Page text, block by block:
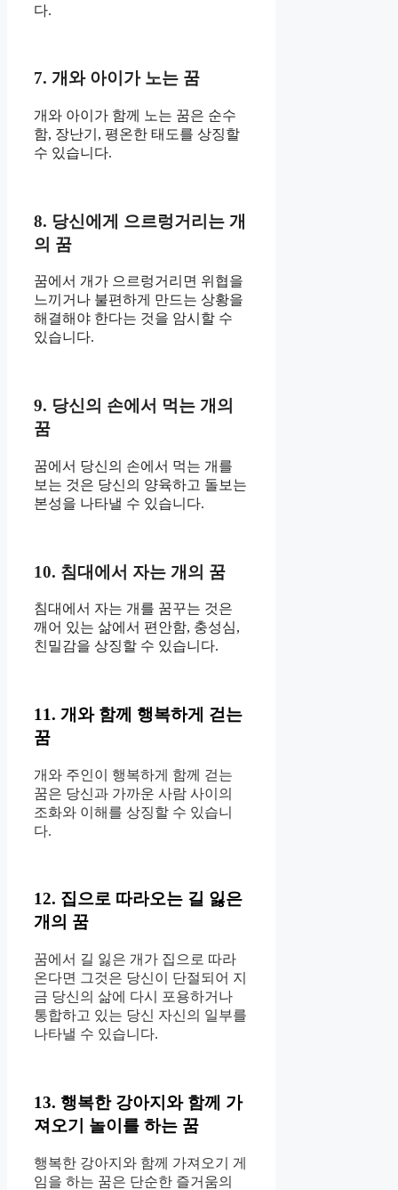
다.
7. 개와 아이가 노는 꿈
개와 아이가 함께 노는 꿈은 순수
함, 장난기, 평온한 태도를 상징할
수 있습니다.
8. 당신에게 으르렁거리는 개
의 꿈
꿈에서 개가 으르렁거리면 위협을
느끼거나 불편하게 만드는 상황을
해결해야 한다는 것을 암시할 수
있습니다.
9. 당신의 손에서 먹는 개의
꿈
꿈에서 당신의 손에서 먹는 개를
보는 것은 당신의 양육하고 돌보는
본성을 나타낼 수 있습니다.
10. 침대에서 자는 개의 꿈
침대에서 자는 개를 꿈꾸는 것은
깨어 있는 삶에서 편안함, 충성심,
친밀감을 상징할 수 있습니다.
11. 개와 함께 행복하게 걷는
꿈
개와 주인이 행복하게 함께 걷는
꿈은 당신과 가까운 사람 사이의
조화와 이해를 상징할 수 있습니
다.
12. 집으로 따라오는 길 잃은
개의 꿈
꿈에서 길 잃은 개가 집으로 따라
온다면 그것은 당신이 단절되어 지
금 당신의 삶에 다시 포용하거나
통합하고 있는 당신 자신의 일부를
나타낼 수 있습니다.
13. 행복한 강아지와 함께 가
져오기 놀이를 하는 꿈
행복한 강아지와 함께 가져오기 게
임을 하는 꿈은 단순한 즐거움의